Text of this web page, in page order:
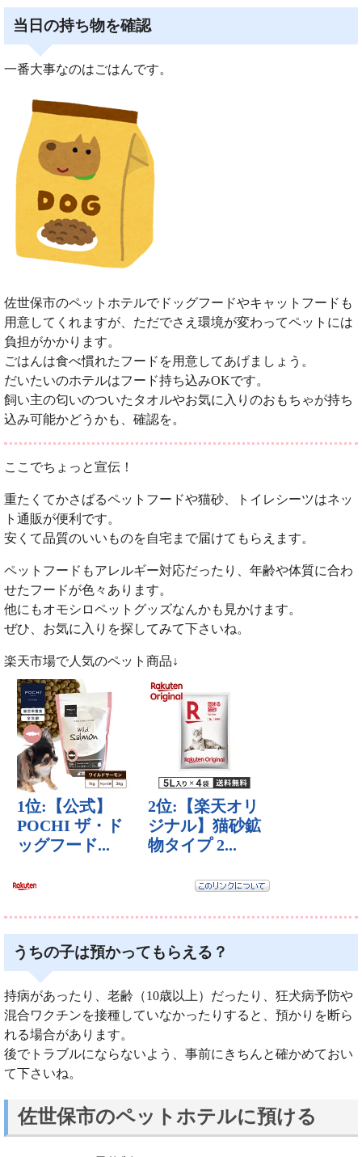
当日の持ち物を確認
一番大事なのはごはんです。
佐世保市のペットホテルでドッグフードやキャットフードも
用意してくれますが、ただでさえ環境が変わってペットには
負担がかかります。
ごはんは食べ慣れたフードを用意してあげましょう。
だいたいのホテルはフード持ち込みOKです。
飼い主の匂いのついたタオルやお気に入りのおもちゃが持ち
込み可能かどうかも、確認を。
ここでちょっと宣伝！
重たくてかさばるペットフードや猫砂、トイレシーツはネッ
ト通販が便利です。
安くて品質のいいものを自宅まで届けてもらえます。
ペットフードもアレルギー対応だったり、年齢や体質に合わ
せたフードが色々あります。
他にもオモシロペットグッズなんかも見かけます。
ぜひ、お気に入りを探してみて下さいね。
楽天市場で人気のペット商品↓
うちの子は預かってもらえる？
持病があったり、老齢（10歳以上）だったり、狂犬病予防や
混合ワクチンを接種していなかったりすると、預かりを断ら
れる場合があります。
後でトラブルにならないよう、事前にきちんと確かめておい
て下さいね。
佐世保市のペットホテルに預ける